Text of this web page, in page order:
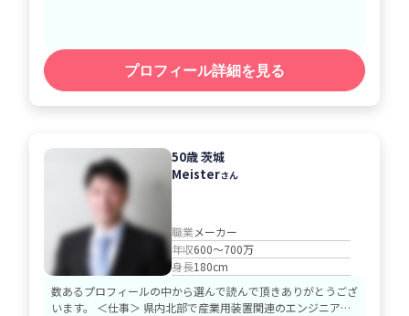
プロフィール詳細を見る
50歳 茨城
Meisterさん
職業 メーカー
年収600～700万
身長180cm
数あるプロフィールの中から選んで読んで頂きありがとうござ
います。 ＜仕事＞ 県内北部で産業用装置関連のエンジニア…